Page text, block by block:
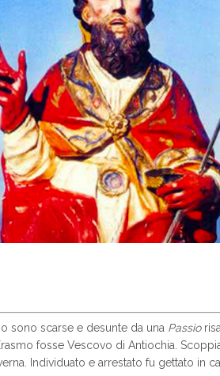
sono scarse e desunte da una Passio
fosse Vescovo di Antiochia.
Individuato e arrestato fu gettato in